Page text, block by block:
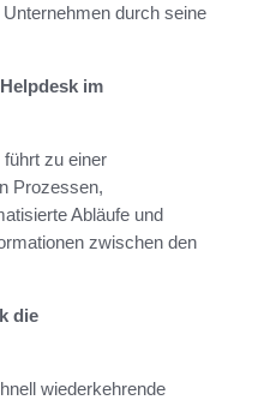
durch seine
im
zu einer
Prozessen,
Abläufe und
zwischen den
die
wiederkehrende